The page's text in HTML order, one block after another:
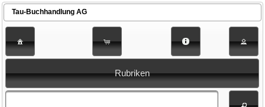
Tau-Buchhandlung AG
Rubriken